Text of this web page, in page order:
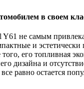
в своем
Y61 не самым
и
его топливная
дизайна и
равно остается